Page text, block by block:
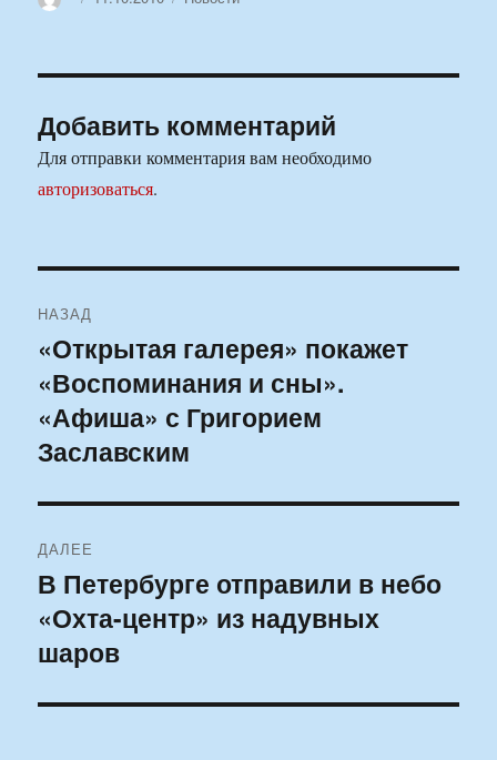
Добавить комментарий
Для отправки комментария вам необходимо
авторизоваться.
по
записям
НАЗАД
Предыдущая
запись:
«Открытая галерея» покажет
«Воспоминания и сны».
«Афиша» с Григорием
Заславским
ДАЛЕЕ
Следующая
запись:
В Петербурге отправили в небо
«Охта-центр» из надувных
шаров